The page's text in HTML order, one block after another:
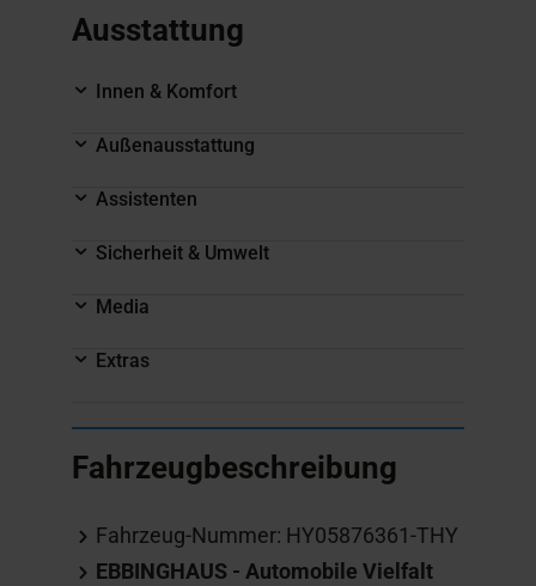
Ausstattung
Innen & Komfort
Außenausstattung
Assistenten
Sicherheit & Umwelt
Media
Extras
Fahrzeugbeschreibung
Fahrzeug-Nummer: HY05876361-THY
EBBINGHAUS - Automobile Vielfalt